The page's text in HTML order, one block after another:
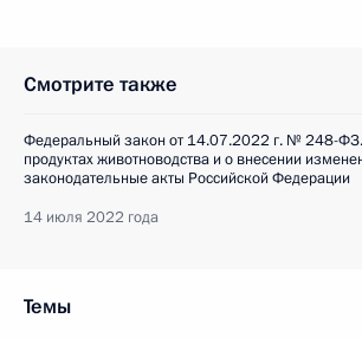
Смотрите также
Федеральный закон от 14.07.2022 г. № 248-
продуктах животноводства и о внесении
законодательные акты Российской Федерации
14 июля 2022 года
Темы